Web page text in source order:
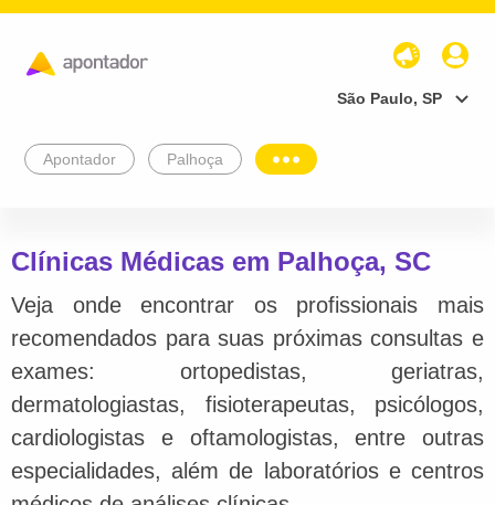
São Paulo, SP
Apontador Palhoça
Clínicas Médicas em Palhoça, SC
Veja onde encontrar os profissionais mais
recomendados para suas próximas consultas e
exames: ortopedistas, geriatras,
dermatologiastas, fisioterapeutas, psicólogos,
cardiologistas e oftamologistas, entre outras
especialidades, além de laboratórios e centros